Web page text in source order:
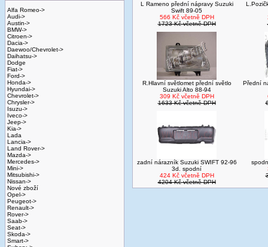
Alfa Romeo->
Audi->
Austin->
BMW->
Citroen->
Dacia->
Daewoo/Chevrolet->
Daihatsu->
Dodge
Fiat->
Ford->
Honda->
Hyundai->
Chevrolet->
Chrysler->
Isuzu->
Iveco->
Jeep->
Kia->
Lada
Lancia->
Land Rover->
Mazda->
Mercedes->
Mini->
Mitsubishi->
Nissan->
Nové zboží
Opel->
Peugeot->
Renault->
Rover->
Saab->
Seat->
Skoda->
Smart->
L Rameno přední nápravy Suzuki
Swift 89-05
566 Kč včetně DPH
1723 Kč včetně DPH
R.Hlavní světlomet přední světlo
Suzuki Alto 88-94
309 Kč včetně DPH
1633 Kč včetně DPH
Přední
zadní nárazník Suzuki SWIFT 92-96
3d. spodní
424 Kč včetně DPH
4204 Kč včetně DPH